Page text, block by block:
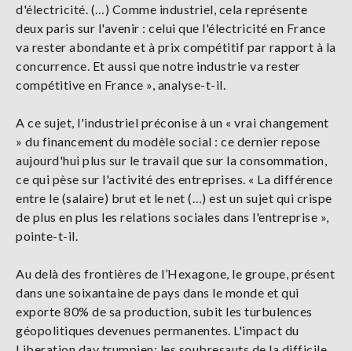
d'électricité. (…) Comme industriel, cela représente
deux paris sur l'avenir : celui que l'électricité en France
va rester abondante et à prix compétitif par rapport à la
concurrence. Et aussi que notre industrie va rester
compétitive en France », analyse-t-il.
A ce sujet, l'industriel préconise à un « vrai changement
» du financement du modèle social : ce dernier repose
aujourd'hui plus sur le travail que sur la consommation,
ce qui pèse sur l'activité des entreprises. « La différence
entre le (salaire) brut et le net (…) est un sujet qui crispe
de plus en plus les relations sociales dans l'entreprise »,
pointe-t-il.
Au delà des frontières de l’Hexagone, le groupe, présent
dans une soixantaine de pays dans le monde et qui
exporte 80% de sa production, subit les turbulences
géopolitiques devenues permanentes. L'impact du